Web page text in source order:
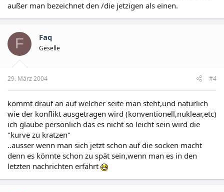
außer man bezeichnet den /die jetzigen als einen.
F Faq
Geselle
29. März 2004 #4
kommt drauf an auf welcher seite man steht,und natürlich
wie der konflikt ausgetragen wird (konventionell,nuklear,etc)
ich glaube persönlich das es nicht so leicht sein wird die
"kurve zu kratzen"
..ausser wenn man sich jetzt schon auf die socken macht
denn es könnte schon zu spät sein,wenn man es in den
letzten nachrichten erfährt